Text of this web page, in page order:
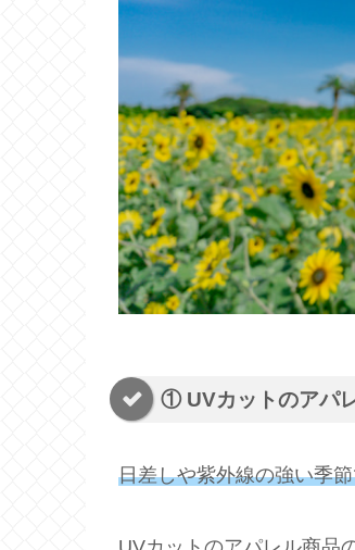
① UVカットのアパ
日差しや紫外線の強い季